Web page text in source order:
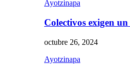
Ayotzinapa
Colectivos exigen
octubre 26, 2024
Ayotzinapa